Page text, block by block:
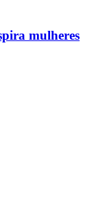
mulheres